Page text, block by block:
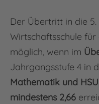
Der Übertritt in die 5.
Wirtschaftsschule
möglich, wenn im
Jahrgangsstufe 4 in
Mathematik und HSU
mindestens 2,66